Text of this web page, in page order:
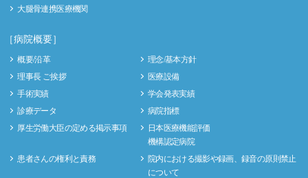
大腿骨連携医療機関
［病院概要］
概要/沿革
理念/基本方針
理事長 ご挨拶
医療設備
手術実績
学会発表実績
診療データ
病院指標
厚生労働大臣の定める掲示事項
日本医療機能評価
機構認定病院
患者さんの権利と責務
院内における撮影や録画、録音の原則禁止
について